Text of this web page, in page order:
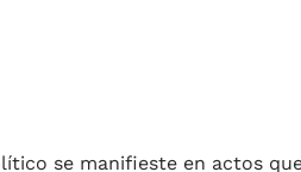
se manifieste en actos